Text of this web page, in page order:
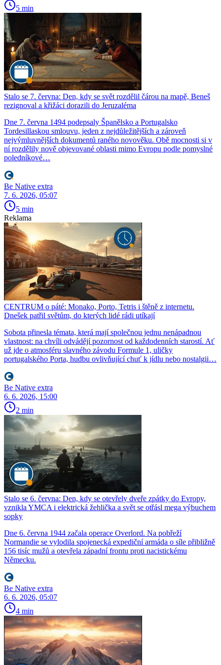
5 min
Stalo se 7. června: Den, kdy se svět rozdělil čárou na mapě, Beneš
rezignoval a křižáci dorazili do Jeruzaléma
Dne 7. června 1494 podepsaly Španělsko a Portugalsko
Tordesillaskou smlouvu, jeden z nejdůležitějších a zároveň
nejvýmluvnějších dokumentů raného novověku. Obě mocnosti si v
ní rozdělily nově objevované oblasti mimo Evropu podle pomyslné
poledníkové…
Be Native extra
7. 6. 2026, 05:07
5 min
Reklama
CENTRUM o páté: Monako, Porto, Tetris i štěně z internetu.
Dnešek patřil světům, do kterých lidé rádi utíkají
Sobota přinesla témata, která mají společnou jednu nenápadnou
vlastnost: na chvíli odvádějí pozornost od každodenních starostí. Ať
už jde o atmosféru slavného závodu Formule 1, uličky
portugalského Porta, hudbu ovlivňující chuť k jídlu nebo nostalgii…
Be Native extra
6. 6. 2026, 15:00
2 min
Stalo se 6. června: Den, kdy se otevřely dveře zpátky do Evropy,
vznikla YMCA i elektrická žehlička a svět se otřásl mega výbuchem
sopky
Dne 6. června 1944 začala operace Overlord. Na pobřeží
Normandie se vylodila spojenecká expediční armáda o síle přibližně
156 tisíc mužů a otevřela západní frontu proti nacistickému
Německu.
Be Native extra
6. 6. 2026, 05:07
4 min